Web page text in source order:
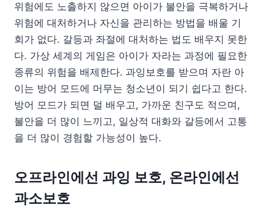
위험에도 노출하지 않으면 아이가 불안을 극복하거나
위험에 대처하거나 자신을 관리하는 방법을 배울 기
회가 없다. 갈등과 좌절에 대처하는 법도 배우지 못한
다. 가상 세계의 게임은 아이가 자라는 과정에 필요한
종류의 위험을 배제한다. 과잉보호를 받으며 자란 아
이는 방어 모드에 머무는 청소년이 되기 쉽다고 한다.
방어 모드가 되면 덜 배우고, 가까운 친구도 적으며,
불안을 더 많이 느끼고, 일상적 대화와 갈등에서 고통
을 더 많이 경험할 가능성이 높다.
오프라인에선 과잉 보호, 온라인에선
과소보호